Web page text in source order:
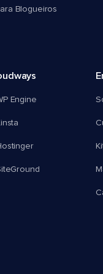
Blogueiros
Engine